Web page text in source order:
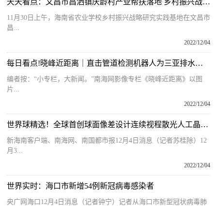
天天看点：文昌市昌洒镇庆龄村产业帮扶落地 乡村振兴战略研究实践基地添新址
11月30日上午，海南省农业学校乡村振兴战略研究实践基地在文昌市
昌...
2022/12/04
每日看点!晓峰近距离｜直击管道检测机器人为三亚排水管网“体检”
编者按：“小专栏，大新闻。”南海网影像专栏《晓峰近距离》以图
片...
2022/12/04
世界球精选！全球首创球面像差设计连续视程散光人工晶状体植入手术在博鳌乐城完成
新海南客户端、南海网、南国都市报12月4日消息（记者苏桂除）12
月3...
2022/12/04
世界实时：海口市新增54例新冠病毒感染者
央广网海口12月4日消息（记者钟宁）记者从海口市新型冠状病毒肺